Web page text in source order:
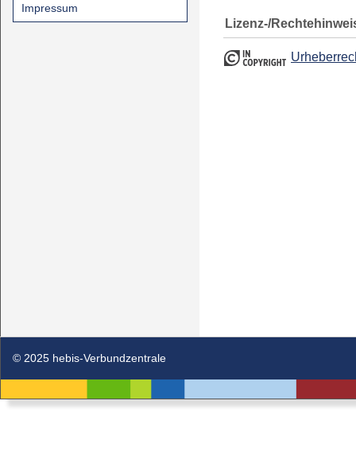
Impressum
Lizenz-/
© 2025 hebis-Verbundzentrale